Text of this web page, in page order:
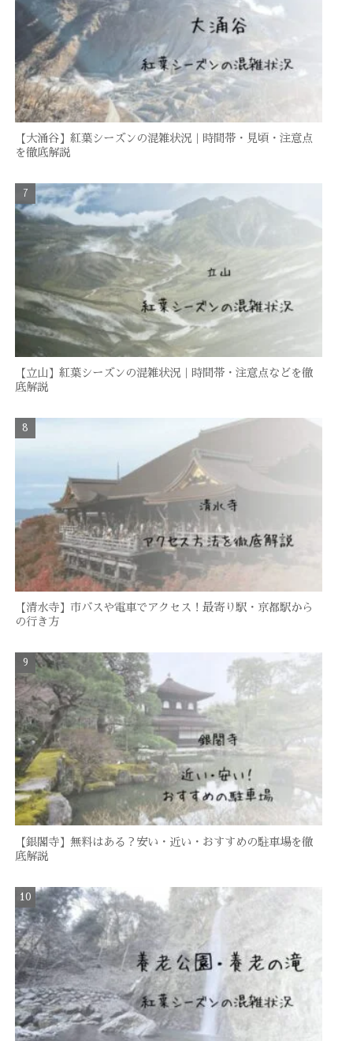
【大涌谷】紅葉シーズンの混雑状況｜時間帯・見頃・注意点
を徹底解説
【立山】紅葉シーズンの混雑状況｜時間帯・注意点などを徹
底解説
【清水寺】市バスや電車でアクセス！最寄り駅・京都駅から
の行き方
【銀閣寺】無料はある？安い・近い・おすすめの駐車場を徹
底解説